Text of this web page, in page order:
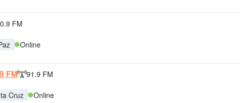
FM
Online
FM
91.9 FM
Cruz Online